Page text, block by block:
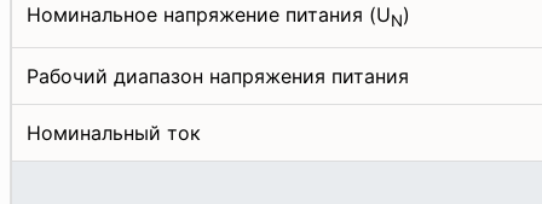
Номинальное напряжение питания (UN)
Рабочий диапазон напряжения питания
Номинальный ток